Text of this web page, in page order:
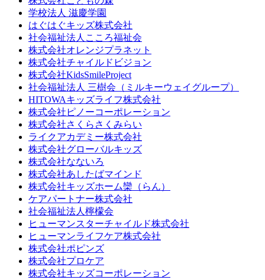
学校法人 滋慶学園
はぐはぐキッズ株式会社
社会福祉法人こころ福祉会
株式会社オレンジプラネット
株式会社チャイルドビジョン
株式会社KidsSmileProject
社会福祉法人 三樹会（ミルキーウェイグループ）
HITOWAキッズライフ株式会社
株式会社ピノーコーポレーション
株式会社さくらさくみらい
ライクアカデミー株式会社
株式会社グローバルキッズ
株式会社なないろ
株式会社あしたばマインド
株式会社キッズホーム欒（らん）
ケアパートナー株式会社
社会福祉法人檸檬会
ヒューマンスターチャイルド株式会社
ヒューマンライフケア株式会社
株式会社ポピンズ
株式会社プロケア
株式会社キッズコーポレーション